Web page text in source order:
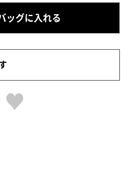
ッグに入れる